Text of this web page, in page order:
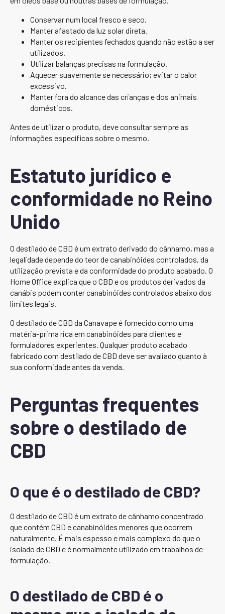
Conservar num local fresco e seco.
Manter afastado da luz solar direta.
Manter os recipientes fechados quando não estão a ser
utilizados.
Utilizar balanças precisas na formulação.
Aquecer suavemente se necessário; evitar o calor
excessivo.
Manter fora do alcance das crianças e dos animais
domésticos.
Antes de utilizar o produto, deve consultar sempre as
informações específicas sobre o mesmo.
Estatuto jurídico e
conformidade no Reino
Unido
O destilado de CBD é um extrato derivado do cânhamo, mas a
legalidade depende do teor de canabinóides controlados, da
utilização prevista e da conformidade do produto acabado. O
Home Office explica que o CBD e os produtos derivados da
canábis podem conter canabinóides controlados abaixo dos
limites legais.
O destilado de CBD da Canavape é fornecido como uma
matéria-prima rica em canabinóides para clientes e
formuladores experientes. Qualquer produto acabado
fabricado com destilado de CBD deve ser avaliado quanto à
sua conformidade antes da venda.
Perguntas frequentes
sobre o destilado de
CBD
O que é o destilado de CBD?
O destilado de CBD é um extrato de cânhamo concentrado
que contém CBD e canabinóides menores que ocorrem
naturalmente. É mais espesso e mais complexo do que o
isolado de CBD e é normalmente utilizado em trabalhos de
formulação.
O destilado de CBD é o